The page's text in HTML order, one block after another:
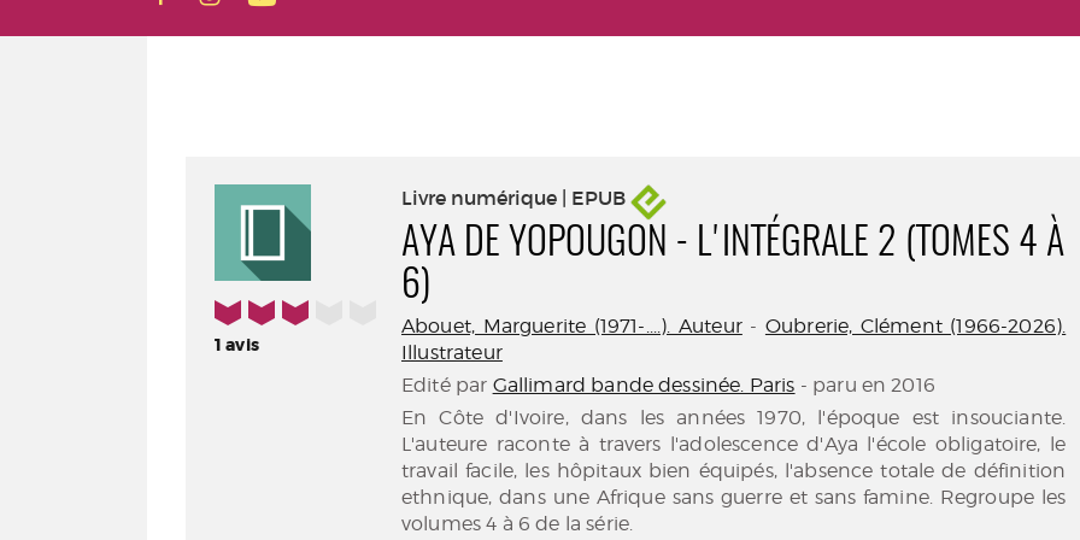
3/5
1avis
Livre numérique | EPUB
AYA DE YOPOUGON - L'INTÉGRALE 2 (TOMES 4 À
6)
Abouet, Marguerite (1971-....). Auteur- Oubrerie, Clément (1966-2026).
Illustrateur
Edité par Gallimard bande dessinée. Paris - paru en 2016
En Côte d'Ivoire, dans les années 1970, l'époque est insouciante.
L'auteure raconte à travers l'adolescence d'Aya l'école obligatoire, le
travail facile, les hôpitaux bien équipés, l'absence totale de définition
ethnique, dans une Afrique sans guerre et sans famine. Regroupe les
volumes 4 à 6 de la série.